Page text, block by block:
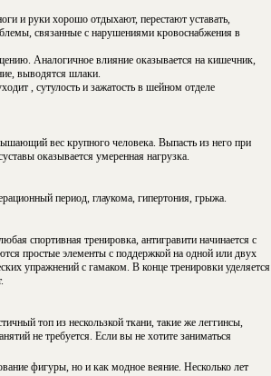
и руки хорошо отдыхают, перестают уставать,
связанные с нарушениями кровоснабжения в
Аналогичное влияние оказывается на кишечник,
выводятся шлаки.
, сутулость и зажатость в шейном отделе
вес крупного человека. Выпасть из него при
оказывается умеренная нагрузка.
период, глаукома, гипертония, грыжа.
спортивная тренировка, антигравити начинается с
простые элементы с поддержкой на одной или двух
упражнений с гамаком. В конце тренировки уделяется
топ из нескользкой ткани, такие же леггинсы,
не требуется. Если вы не хотите заниматься
фигуры, но и как модное веяние. Несколько лет